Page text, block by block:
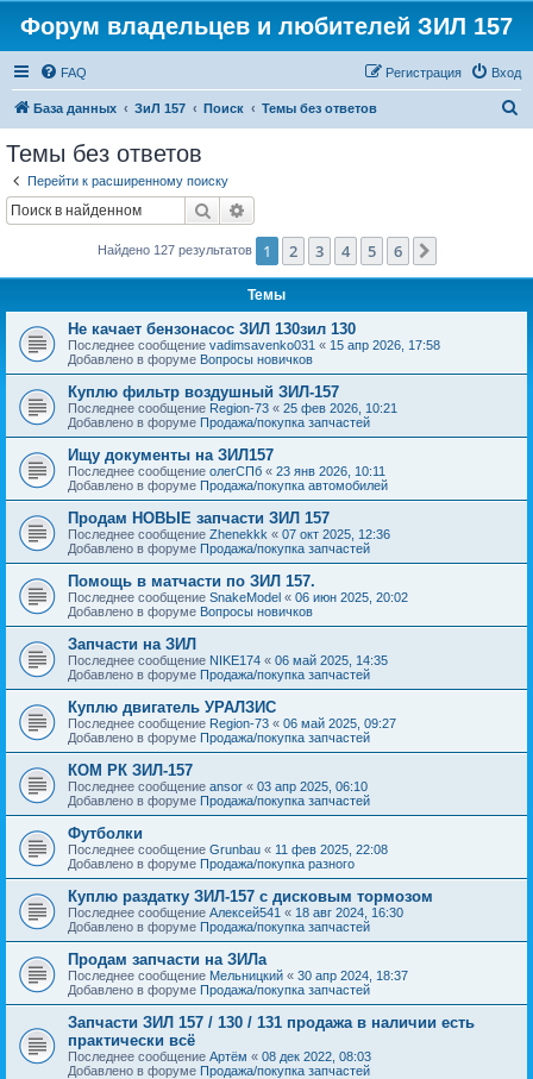
Форум владельцев и любителей ЗИЛ 157
FAQ Вход
Регистрация
База данных ЗиЛ 157 Поиск Темы без ответов
Темы без ответов
Перейти к расширенному поиску
Поиск
Найдено 127 результатов 1 2 3 4 5 6
Темы
Не качает бензонасос ЗИЛ 130зил 130
Последнее сообщение vadimsavenko031 « 15 апр 2026, 17:58
Добавлено в форуме Вопросы новичков
Куплю фильтр воздушный ЗИЛ-157
Последнее сообщение Region-73 « 25 фев 2026, 10:21
Добавлено в форуме Продажа/покупка запчастей
Ищу документы на ЗИЛ157
Последнее сообщение олегСПб « 23 янв 2026, 10:11
Добавлено в форуме Продажа/покупка автомобилей
Продам НОВЫЕ запчасти ЗИЛ 157
Последнее сообщение Zhenekkk « 07 окт 2025, 12:36
Добавлено в форуме Продажа/покупка запчастей
Помощь в матчасти по ЗИЛ 157.
Последнее сообщение SnakeModel « 06 июн 2025, 20:02
Добавлено в форуме Вопросы новичков
Запчасти на ЗИЛ
Последнее сообщение NIKE174 « 06 май 2025, 14:35
Добавлено в форуме Продажа/покупка запчастей
Куплю двигатель УРАЛЗИС
Последнее сообщение Region-73 « 06 май 2025, 09:27
Добавлено в форуме Продажа/покупка запчастей
КОМ РК ЗИЛ-157
Последнее сообщение ansor « 03 апр 2025, 06:10
Добавлено в форуме Продажа/покупка запчастей
Футболки
Последнее сообщение Grunbau « 11 фев 2025, 22:08
Добавлено в форуме Продажа/покупка разного
Куплю раздатку ЗИЛ-157 с дисковым тормозом
Последнее сообщение Алексей541 « 18 авг 2024, 16:30
Добавлено в форуме Продажа/покупка запчастей
Продам запчасти на ЗИЛа
Последнее сообщение Мельницкий « 30 апр 2024, 18:37
Добавлено в форуме Продажа/покупка запчастей
Запчасти ЗИЛ 157 / 130 / 131 продажа в наличии есть
практически всё
Последнее сообщение Артём « 08 дек 2022, 08:03
Добавлено в форуме Продажа/покупка запчастей